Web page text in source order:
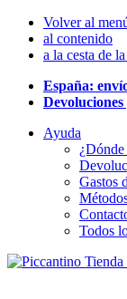
Volver al
al contenido
a la cesta de
España:
Ayuda
Gastos
Todos